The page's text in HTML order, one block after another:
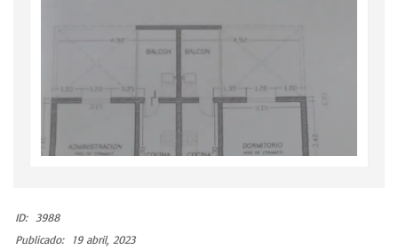
ID:
3988
Publicado:
19 abril, 2023